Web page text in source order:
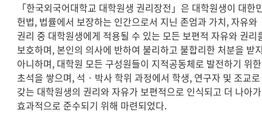
「한국외국어대학교 대학원생 권리장전」은 대학원생이 대한
헌법, 법률에서 보장하는 인간으로서 지닌 존엄과 가치, 자유와
권리 중 대학원생에게 적용될 수 있는 모든 보편적 자유와 권리
보호하며, 본인의 의사에 반하여 불리하고 불합리한 처분을 받
아니하며, 대학원 모든 구성원들이 지적공동체로 발전하기 위한
초석을 쌓으며, 석‧박사 학위 과정에서 학생, 연구자 및 조교로
갖는 대학원생의 권리와 자유가 보편적으로 인식되고 더 나아가
효과적으로 준수되기 위해 마련되었다.